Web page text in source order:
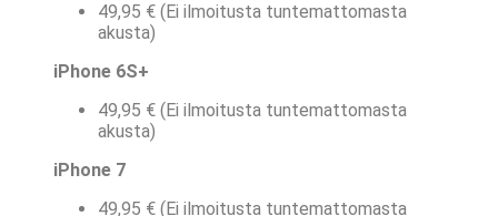
49,95 € (Ei ilmoitusta tuntemattomasta
akusta)
iPhone 6S+
49,95 € (Ei ilmoitusta tuntemattomasta
akusta)
iPhone 7
49,95 € (Ei ilmoitusta tuntemattomasta